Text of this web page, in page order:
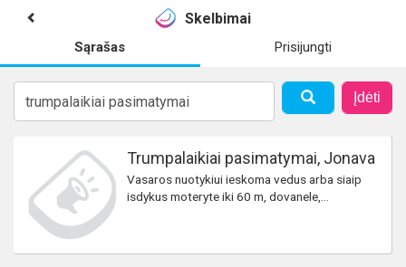
Skelbimai
Sąrašas Prisijungti
Įdėti
Trumpalaikiai pasimatymai, Jonava
Vasaros nuotykiui ieskoma vedus arba siaip
isdykus moteryte iki 60 m, dovanele,...